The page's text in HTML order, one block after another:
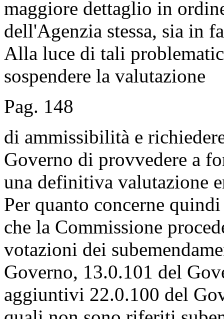
maggiore dettaglio in
dell'Agenzia stessa, sia in
Alla luce di tali
sospendere la valutazione
Pag. 148
di ammissibilità e
Governo di provvedere a
una definitiva valutazione
Per quanto concerne
che la Commissione
votazioni dei
Governo, 13.0.101 del
aggiuntivi 22.0.100 del